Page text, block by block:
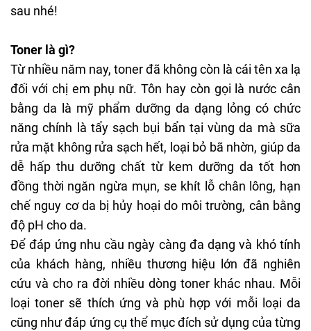
sau nhé!
Toner là gì?
Từ nhiều năm nay, toner đã không còn là cái tên xa lạ
đối với chị em phụ nữ. Tôn hay còn gọi là nước cân
bằng da là mỹ phẩm dưỡng da dạng lỏng có chức
năng chính là tẩy sạch bụi bẩn tại vùng da mà sữa
rửa mặt không rửa sạch hết, loại bỏ bã nhờn, giúp da
dễ hấp thu dưỡng chất từ kem dưỡng da tốt hơn
đồng thời ngăn ngừa mụn, se khít lỗ chân lông, hạn
chế nguy cơ da bị hủy hoại do môi trường, cân bằng
độ pH cho da.
Để đáp ứng nhu cầu ngày càng đa dạng và khó tính
của khách hàng, nhiều thương hiệu lớn đã nghiên
cứu và cho ra đời nhiều dòng toner khác nhau. Mỗi
loại toner sẽ thích ứng và phù hợp với mỗi loại da
cũng như đáp ứng cụ thể mục đích sử dụng của từng